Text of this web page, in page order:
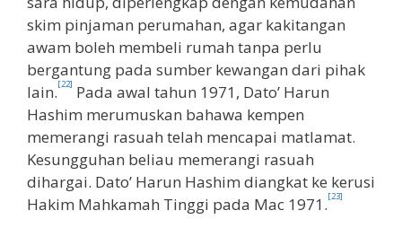
skim pinjaman perumahan, agar kakitangan
awam boleh membeli rumah tanpa perlu
bergantung pada sumber kewangan dari pihak
lain.[22] Pada awal tahun 1971, Dato’ Harun
Hashim merumuskan bahawa kempen
memerangi rasuah telah mencapai matlamat.
Kesungguhan beliau memerangi rasuah
dihargai. Dato’ Harun Hashim diangkat ke kerusi
Hakim Mahkamah Tinggi pada Mac 1971.[23]